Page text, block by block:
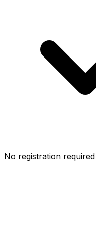
No registration required